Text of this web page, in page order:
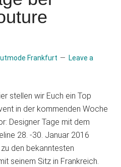
Frankfurt
Leave a
stellen wir Euch ein Top
in der kommenden Woche
Designer Tage mit dem
28. -30. Januar 2016
den bekanntesten
seinem Sitz in Frankreich.